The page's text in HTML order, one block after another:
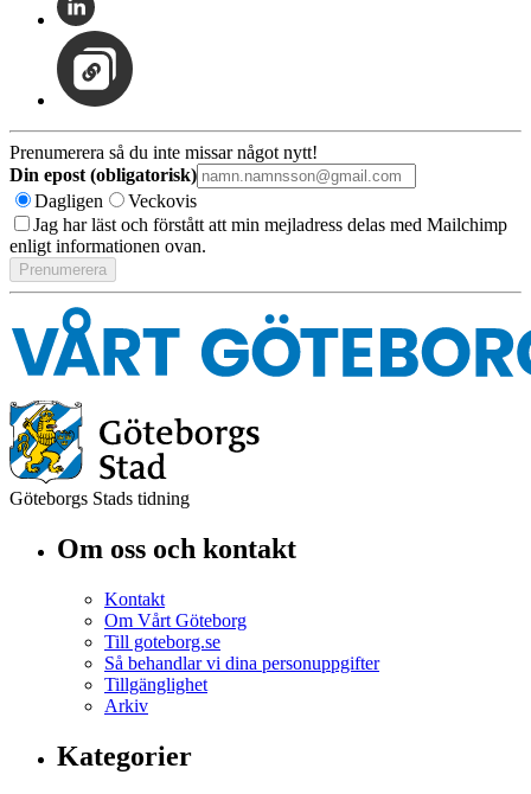
Prenumerera så du inte missar något nytt!
Din epost (obligatorisk)
Dagligen
Veckovis
Jag har läst och förstått att min mejladress delas med Mailchimp
enligt informationen ovan.
Göteborgs Stads tidning
Om oss och kontakt
Kontakt
Om Vårt Göteborg
Till goteborg.se
Så behandlar vi dina personuppgifter
Tillgänglighet
Arkiv
Kategorier